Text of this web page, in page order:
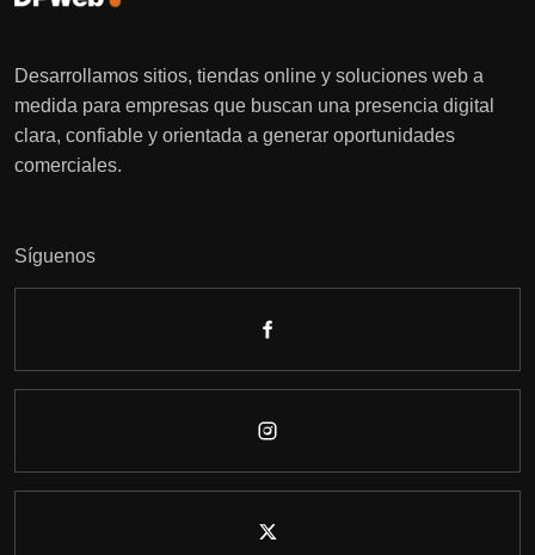
Desarrollamos sitios, tiendas online y soluciones web a
medida para empresas que buscan una presencia digital
clara, confiable y orientada a generar oportunidades
comerciales.
Síguenos